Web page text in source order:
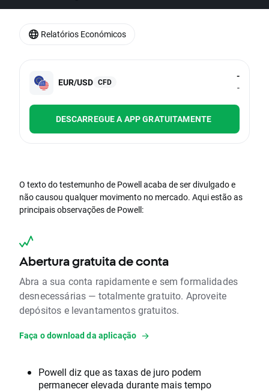
EUR/USD CFD
-
-
DESCARREGUE A APP GRATUITAMENTE
O texto do testemunho de Powell acaba de ser divulgado e
não causou qualquer movimento no mercado. Aqui estão as
principais observações de Powell:
Abertura gratuita de conta
Abra a sua conta rapidamente e sem formalidades
desnecessárias — totalmente gratuito. Aproveite
depósitos e levantamentos gratuitos.
Faça o download da aplicação
Powell diz que as taxas de juro podem
permanecer elevada durante mais tempo
Relatórios Económicos